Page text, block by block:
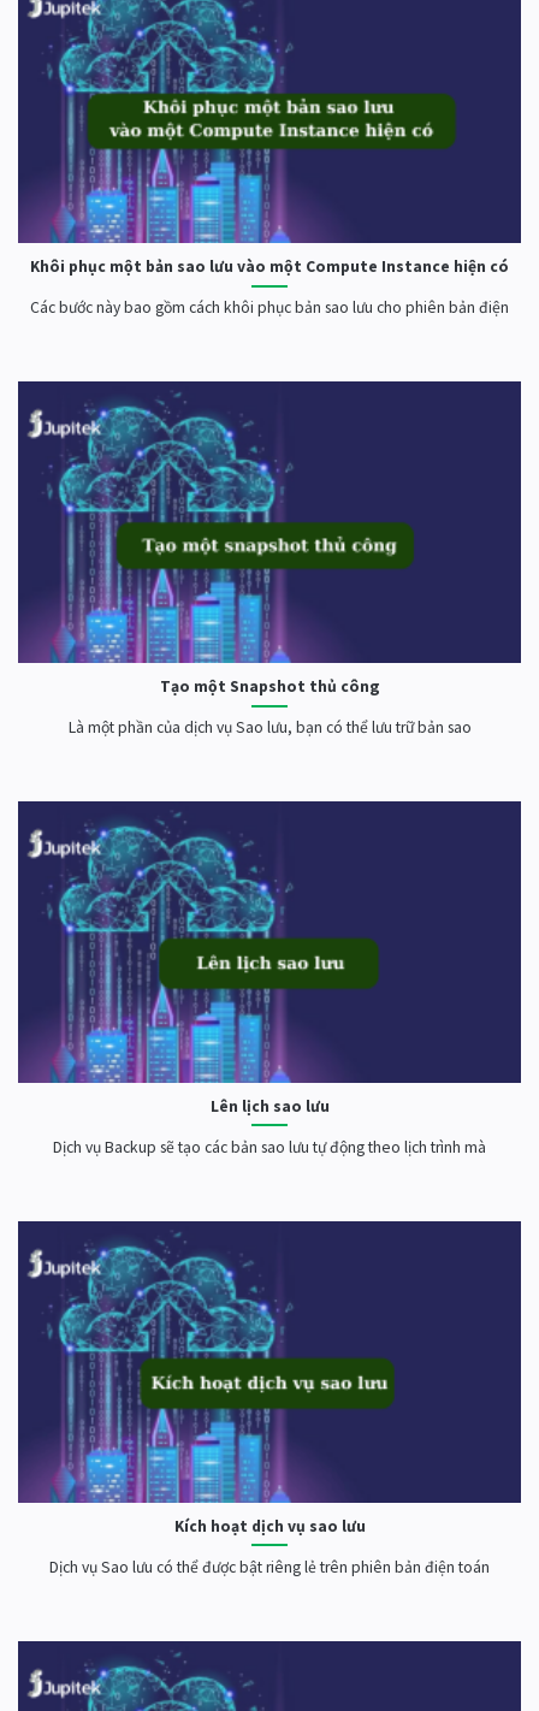
Khôi phục một bản sao lưu vào một Compute Instance hiện có
Các bước này bao gồm cách khôi phục bản sao lưu cho phiên bản điện
Tạo một Snapshot thủ công
Là một phần của dịch vụ Sao lưu, bạn có thể lưu trữ bản sao
Lên lịch sao lưu
Dịch vụ Backup sẽ tạo các bản sao lưu tự động theo lịch trình mà
Kích hoạt dịch vụ sao lưu
Dịch vụ Sao lưu có thể được bật riêng lẻ trên phiên bản điện toán